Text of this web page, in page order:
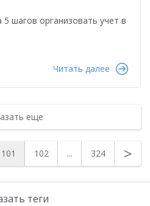
теги
5 шагов организовать учет в
Читать далее
еще
101 102 ... 324 >